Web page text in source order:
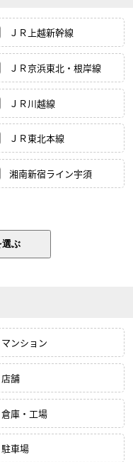
ＪＲ上越新幹線
ＪＲ京浜東北・根岸線
ＪＲ川越線
ＪＲ東北本線
湘南新宿ライン宇須
マンション
店舗
倉庫・工場
駐車場